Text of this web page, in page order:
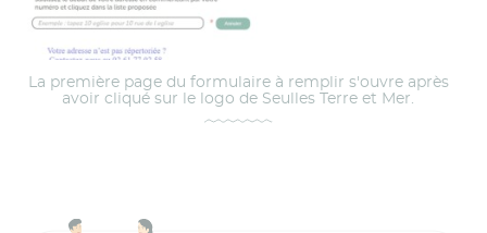
La première page du formulaire à remplir s'ouvre après
avoir cliqué sur le logo de Seulles Terre et Mer.